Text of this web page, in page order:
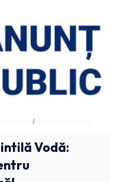
BUZAU
Vodă: